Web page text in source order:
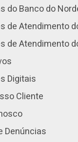
do Banco do
de Atendimento
de Atendimento
Digitais
Cliente
Denúncias